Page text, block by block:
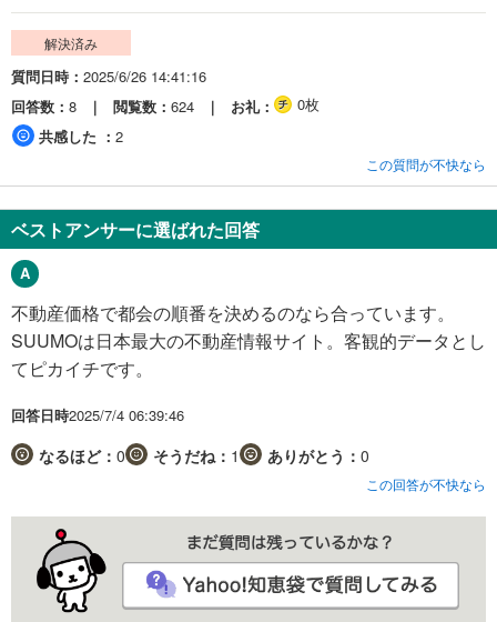
解決済み
質問日時
2025/6/26 14:41:16
回答数
8 閲覧数 624 お礼
0枚
共感した
2
この質問が不快なら
ベストアンサーに選ばれた回答
不動産価格で都会の順番を決めるのなら合っています。
SUUMOは日本最大の不動産情報サイト。客観的データとし
てピカイチです。
回答日時2025/7/4 06:39:46
なるほど： 0 そうだね： 1 ありがとう： 0
この回答が不快なら